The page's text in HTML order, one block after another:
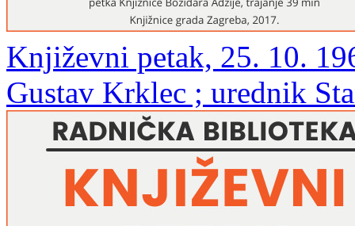
Književni petak, 25. 10.
Gustav Krklec ; urednik